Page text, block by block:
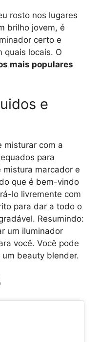
rosto nos lugares
brilho jovem, é
certo e
quais locais. O
mais populares
e
misturar com a
para
mistura marcador e
que é bem-vindo
lo livremente com
para dar a todo o
Resumindo:
um iluminador
você. Você pode
beauty blender.